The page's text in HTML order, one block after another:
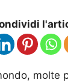
molte